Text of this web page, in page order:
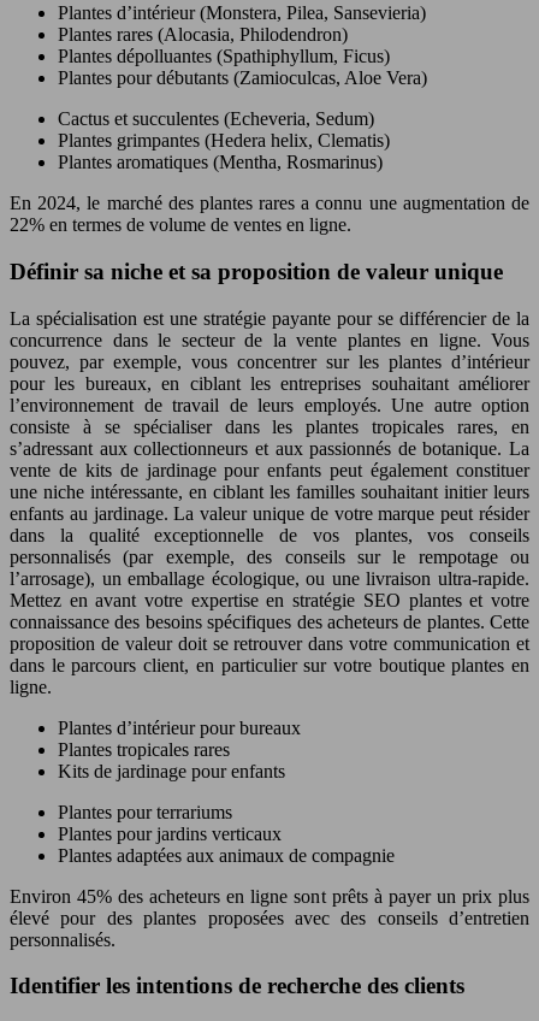
Plantes d’intérieur (Monstera, Pilea, Sansevieria)
Plantes rares (Alocasia, Philodendron)
Plantes dépolluantes (Spathiphyllum, Ficus)
Plantes pour débutants (Zamioculcas, Aloe Vera)
Cactus et succulentes (Echeveria, Sedum)
Plantes grimpantes (Hedera helix, Clematis)
Plantes aromatiques (Mentha, Rosmarinus)
En 2024, le marché des plantes rares a connu une augmentation de
22% en termes de volume de ventes en ligne.
Définir sa niche et sa proposition de valeur unique
La spécialisation est une stratégie payante pour se différencier de la
concurrence dans le secteur de la vente plantes en ligne. Vous
pouvez, par exemple, vous concentrer sur les plantes d’intérieur
pour les bureaux, en ciblant les entreprises souhaitant améliorer
l’environnement de travail de leurs employés. Une autre option
consiste à se spécialiser dans les plantes tropicales rares, en
s’adressant aux collectionneurs et aux passionnés de botanique. La
vente de kits de jardinage pour enfants peut également constituer
une niche intéressante, en ciblant les familles souhaitant initier leurs
enfants au jardinage. La valeur unique de votre marque peut résider
dans la qualité exceptionnelle de vos plantes, vos conseils
personnalisés (par exemple, des conseils sur le rempotage ou
l’arrosage), un emballage écologique, ou une livraison ultra-rapide.
Mettez en avant votre expertise en stratégie SEO plantes et votre
connaissance des besoins spécifiques des acheteurs de plantes. Cette
proposition de valeur doit se retrouver dans votre communication et
dans le parcours client, en particulier sur votre boutique plantes en
ligne.
Plantes d’intérieur pour bureaux
Plantes tropicales rares
Kits de jardinage pour enfants
Plantes pour terrariums
Plantes pour jardins verticaux
Plantes adaptées aux animaux de compagnie
Environ 45% des acheteurs en ligne sont prêts à payer un prix plus
élevé pour des plantes proposées avec des conseils d’entretien
personnalisés.
Identifier les intentions de recherche des clients